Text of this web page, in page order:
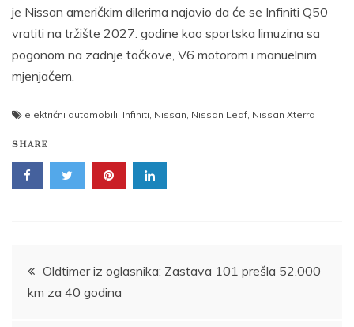
je Nissan američkim dilerima najavio da će se Infiniti Q50
vratiti na tržište 2027. godine kao sportska limuzina sa
pogonom na zadnje točkove, V6 motorom i manuelnim
mjenjačem.
električni automobili, Infiniti, Nissan, Nissan Leaf, Nissan Xterra
SHARE
Post
navigation
Oldtimer iz oglasnika: Zastava 101 prešla 52.000
km za 40 godina